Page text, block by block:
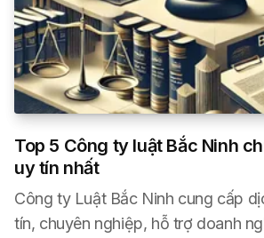
Top 5 Công ty luật Bắc Ninh
uy tín nhất
Công ty Luật Bắc Ninh cung cấp
tín, chuyên nghiệp, hỗ trợ doanh